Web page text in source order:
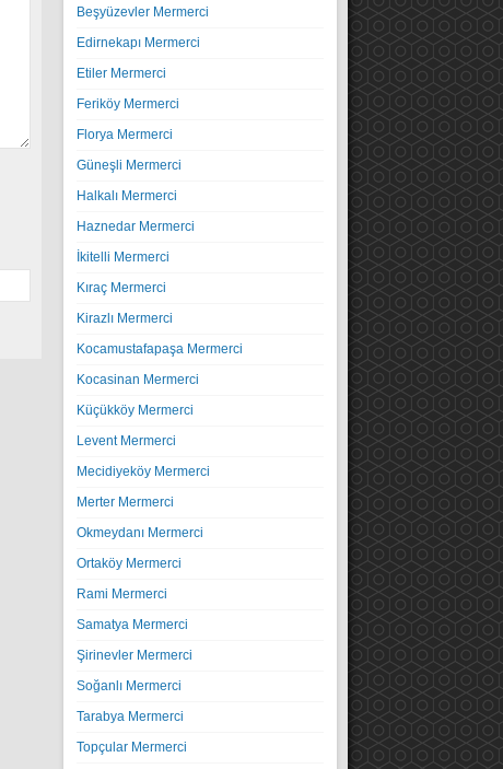
Beşyüzevler Mermerci
Edirnekapı Mermerci
Etiler Mermerci
Feriköy Mermerci
Florya Mermerci
Güneşli Mermerci
Halkalı Mermerci
Haznedar Mermerci
İkitelli Mermerci
Kıraç Mermerci
Kirazlı Mermerci
Kocamustafapaşa Mermerci
Kocasinan Mermerci
Küçükköy Mermerci
Levent Mermerci
Mecidiyeköy Mermerci
Merter Mermerci
Okmeydanı Mermerci
Ortaköy Mermerci
Rami Mermerci
Samatya Mermerci
Şirinevler Mermerci
Soğanlı Mermerci
Tarabya Mermerci
Topçular Mermerci